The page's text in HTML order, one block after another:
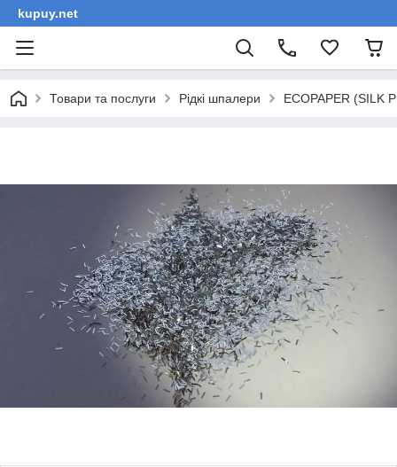
kupuy.net
Товари та послуги Рідкі шпалери ECOPAPER (SILK